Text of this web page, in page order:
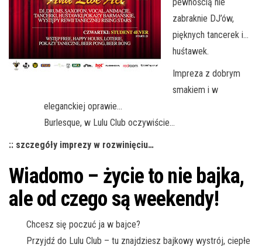
zabraknie DJ’ów,
pięknych tancerek i…
huśtawek.
Impreza z dobrym
smakiem i w
eleganckiej oprawie…
Burlesque, w Lulu Club oczywiście…
:: szczegóły imprezy w rozwinięciu…
Wiadomo – życie to nie bajka,
ale od czego są weekendy!
Chcesz się poczuć ja w bajce?
Przyjdź do Lulu Club – tu znajdziesz bajkowy wystrój, ciepłe